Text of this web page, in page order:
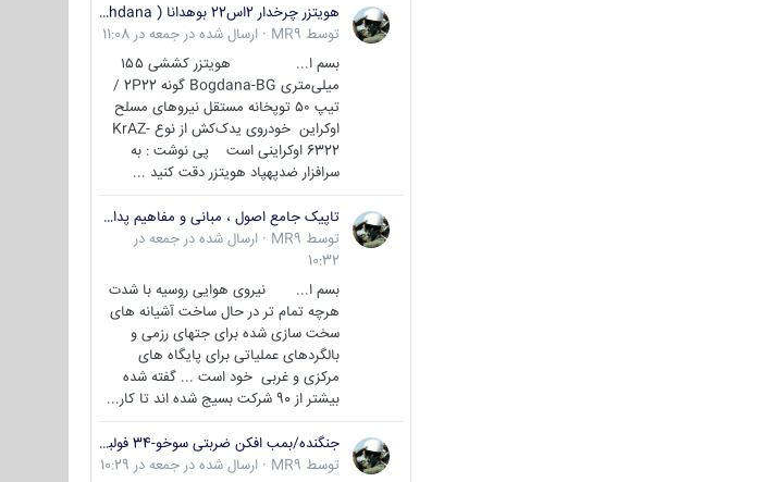
هویتزر چرخدار 2اس22 بوهدانا ( wheeled howitzer 2S22 Bohdana )
توسط MR9
· ارسال شده در جمعه در 11:08
بسم ا... هویتزر کششی ۱۵۵
میلی‌متری Bogdana-BG گونه 2P22 /
تیپ ۵۰ توپخانه مستقل نیروهای مسلح
اوکراین خودروی یدک‌کش از نوع KrAZ-
6322 اوکراینی است پی نوشت : به
سرافزار ضدپهپاد هویتزر دقت کنید ...
تاپیک جامع اصول ، مبانی و مفاهیم پدافند غیر عامل
توسط MR9
· ارسال شده در جمعه در
10:32
بسم ا... نیروی هوایی روسیه با شدت
هرچه تمام تر در حال ساخت آشیانه های
سخت سازی شده برای جتهای رزمی و
بالگردهای عملیاتی برای پایگاه های
مرکزی و غربی خود است ... گفته شده
بیشتر از 90 شرکت بسیج شده اند تا کار...
جنگنده/بمب افکن ضربتی سوخو-34 فولبک ( Sukhoi Su-34/Fullback)
توسط MR9
· ارسال شده در جمعه در 10:29